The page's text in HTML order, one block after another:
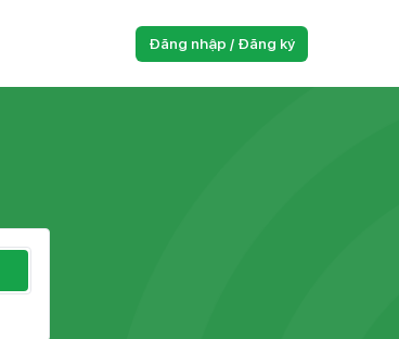
Đăng nhập / Đăng ký